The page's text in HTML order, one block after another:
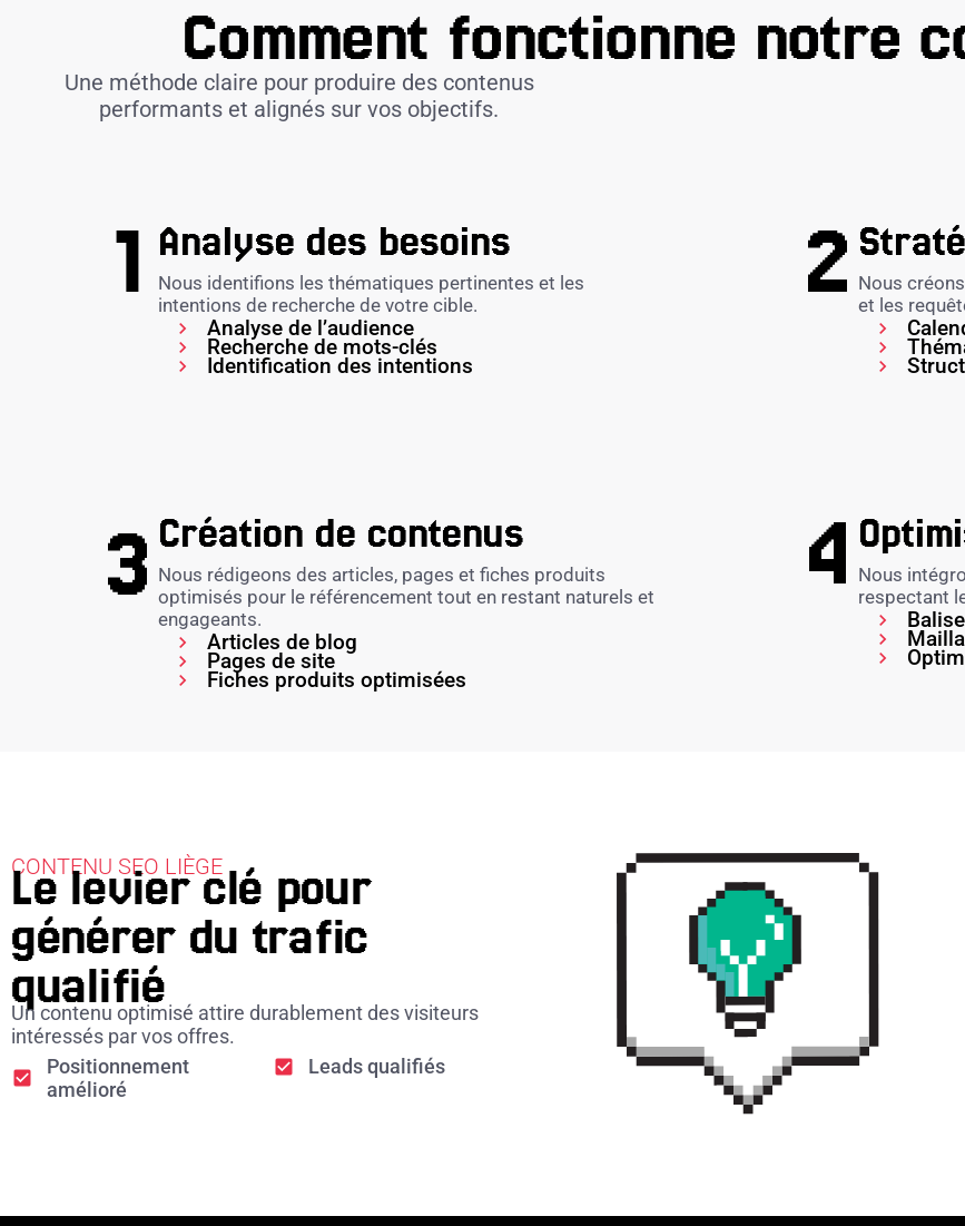
Comment fonctionne notre
Une méthode claire pour produire des contenus
performants et alignés sur vos objectifs.
Analyse des besoins
Nous identifions les thématiques pertinentes et les
intentions de recherche de votre cible.
Analyse de l’audience
Recherche de mots-clés
Identification des intentions
Nous
et les
Création de contenus
Nous rédigeons des articles, pages et fiches produits
optimisés pour le référencement tout en restant naturels et
engageants.
Articles de blog
Pages de site
Fiches produits optimisées
Nous
respectant
CONTENU SEO LIÈGE
Le levier clé pour
générer du trafic
qualifié
Un contenu optimisé attire durablement des visiteurs
intéressés par vos offres.
Positionnement
amélioré
Leads qualifiés